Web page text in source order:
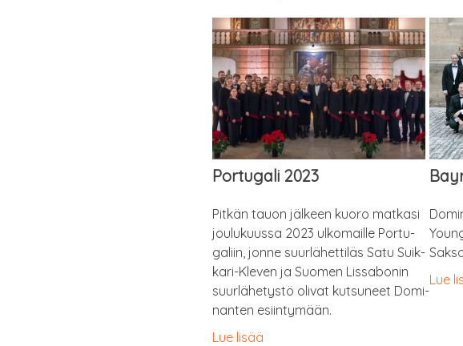
Por­tu­ga­li 2023
Pit­kän tauon jäl­keen kuo­ro mat­ka­si
jou­lu­kuus­sa 2023 ulko­mail­le Por­tu­
ga­liin, jon­ne suur­lä­het­ti­läs Satu Suik­
ka­ri-Kle­ven ja Suo­men Lis­sa­bo­nin
suur­lä­he­tys­tö oli­vat kut­su­neet Domi­
nan­ten esiintymään.
Lue lisää
Lue